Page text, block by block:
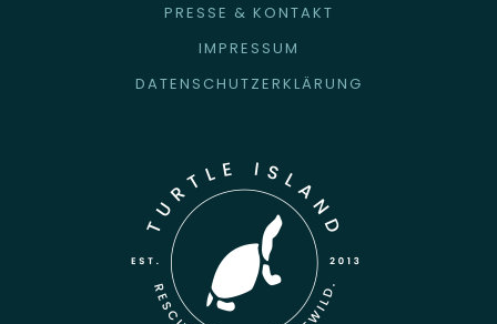
PRESSE & KONTAKT
IMPRESSUM
DATENSCHUTZERKLÄRUNG